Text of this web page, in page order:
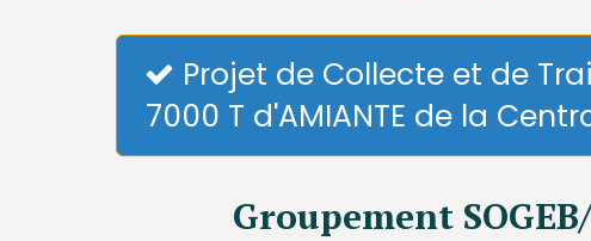
 Projet de Collecte et de
7000 T d'AMIANTE de la
Groupement